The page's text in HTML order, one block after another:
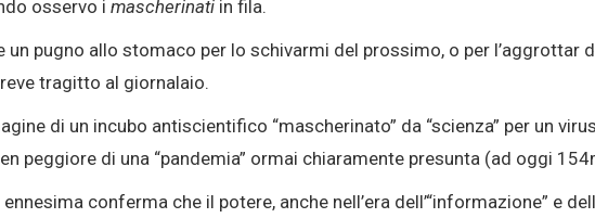
osservo imascherinati in fila.
un pugno allo stomaco per lo schivarmi del prossimo, o per l’aggrottar
tragitto al giornalaio.
di un incubo antiscientifico “mascherinato” da “scienza” per un
peggiore di una “pandemia” ormai chiaramente presunta (ad oggi
conferma che il potere, anche nell’era dell’“informazione” e